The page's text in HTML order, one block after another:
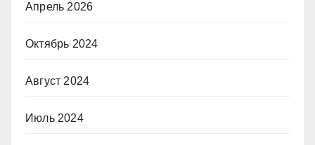
Апрель 2026
Октябрь 2024
Август 2024
Июль 2024